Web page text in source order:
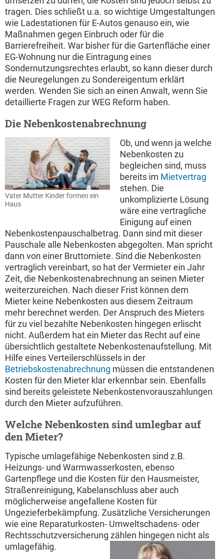
tragen. Dies schließt u.a. so wichtige Umgestaltungen
wie Ladestationen für E-Autos genauso ein, wie
Maßnahmen gegen Einbruch oder für die
Barrierefreiheit. War bisher für die Gartenfläche einer
EG-Wohnung nur die Eintragung eines
Sondernutzungsrechtes erlaubt, so kann dieser durch
die Neuregelungen zu Sondereigentum erklärt
werden. Wenden Sie sich an einen Anwalt, wenn Sie
detaillierte Fragen zur WEG Reform haben.
Die Nebenkostenabrechnung
Vater Mutter Kinder formen ein
Haus
Ob, und wenn ja welche
Nebenkosten zu
begleichen sind, muss
bereits im Mietvertrag
stehen. Die
unkomplizierte Lösung
wäre eine vertragliche
Einigung auf einen
Nebenkostenpauschalbetrag. Dann sind mit dieser
Pauschale alle Nebenkosten abgegolten. Man spricht
dann von einer Bruttomiete. Sind die Nebenkosten
vertraglich vereinbart, so hat der Vermieter ein Jahr
Zeit, die Nebenkostenabrechnung an seinen Mieter
weiterzureichen. Nach dieser Frist können dem
Mieter keine Nebenkosten aus diesem Zeitraum
mehr berechnet werden. Der Anspruch des Mieters
für zu viel bezahlte Nebenkosten hingegen erlischt
nicht. Außerdem hat ein Mieter das Recht auf eine
übersichtlich gestaltete Nebenkostenaufstellung. Mit
Hilfe eines Verteilerschlüssels in der
Betriebskostenabrechnung müssen die entstandenen
Kosten für den Mieter klar erkennbar sein. Ebenfalls
sind bereits geleistete Nebenkostenvorauszahlungen
durch den Mieter aufzuführen.
Welche Nebenkosten sind umlegbar auf
den Mieter?
Typische umlagefähige Nebenkosten sind z.B.
Heizungs- und Warmwasserkosten, ebenso
Gartenpflege und die Kosten für den Hausmeister,
Straßenreinigung, Kabelanschluss aber auch
möglicherweise angefallene Kosten für
Ungezieferbekämpfung. Zusätzliche Versicherungen
wie eine Reparaturkosten- Umweltschadens- oder
Rechtsschutzversicherung zählen hingegen nicht als
umlagefähig.